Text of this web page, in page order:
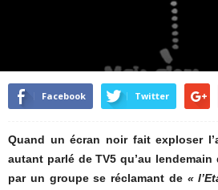
By Bruno Dubreuil- Avr 15, 2015 1495
Facebook Twitter
Quand un écran noir fait exploser
autant parlé de TV5 qu’au
par un groupe se réclamant de «